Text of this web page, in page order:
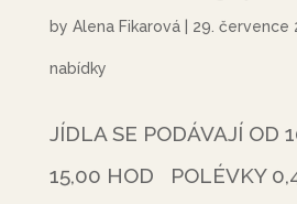
by Alena Fikarová| 29. července
nabídky
JÍDLA SE PODÁVAJÍ OD
15,00 HOD POLÉVKY